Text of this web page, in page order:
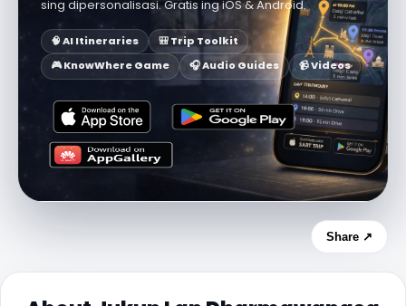
sing dipersonalisasi. Gratis ing iOS & Android.
🧠 AI Itineraries
🎒 Trip Toolkit
🎮 KnowWhere Game
🎧 Audio Guides 📹 Videos
Share ↗